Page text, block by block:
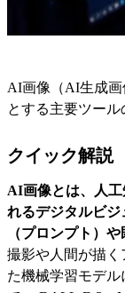
AI画像（AI生成画
とする主要ツー
クイック解説
AI画像とは、人
れるデジタルビ
（プロンプト）
撮影や人間が描く
た機械学習モデ